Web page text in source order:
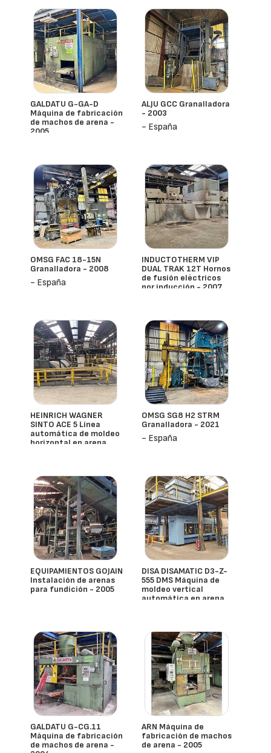
GALDATU G-GA-D
Máquina de fabricación
de machos de arena -
2005
ALJU GCC Granalladora
- 2003
- España
OMSG FAC 18-15N
Granalladora - 2008
- España
INDUCTOTHERM VIP
DUAL TRAK 12T Hornos
de fusión eléctricos
por inducción - 2007
HEINRICH WAGNER
SINTO ACE 5 Línea
automática de moldeo
horizontal en arena
OMSG SG8 H2 STRM
Granalladora - 2021
- España
EQUIPAMIENTOS GOJAIN
Instalación de arenas
para fundición - 2005
- España
DISA DISAMATIC D3-Z-
555 DMS Máquina de
moldeo vertical
automática en arena
GALDATU G-CG.11
Máquina de fabricación
de machos de arena -
ARN Máquina de
fabricación de machos
de arena - 2005